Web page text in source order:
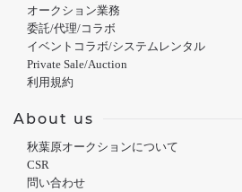
オークション業務
委託/代理/コラボ
イベントコラボ/システムレンタル
Private Sale/Auction
利用規約
About us
秋葉原オークションについて
CSR
問い合わせ